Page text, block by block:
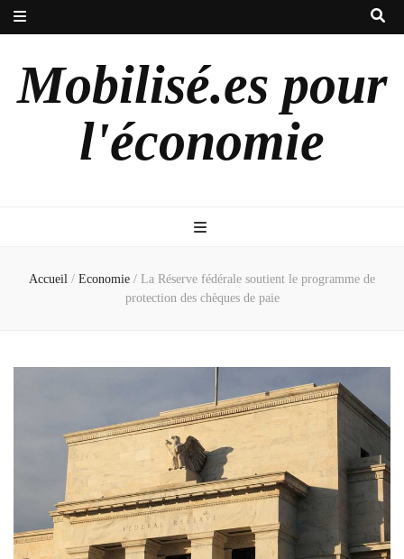
Mobilisé.es pour
l'économie
Accueil / Economie / La Réserve fédérale soutient le programme de
protection des chèques de paie